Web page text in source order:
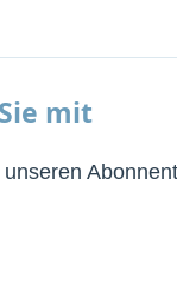
mit